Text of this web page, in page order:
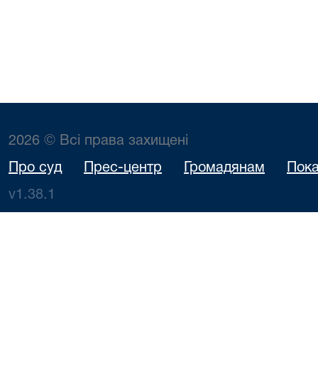
2026 © Всі права захищені
Про суд Прес-центр Громадянам
v1.38.1